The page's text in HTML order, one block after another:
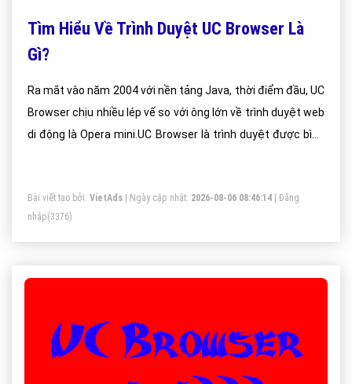
Tìm Hiểu Về Trình Duyệt UC Browser Là
Gì?
Ra mắt vào năm 2004 với nền tảng Java, thời điểm đầu, UC
Browser chịu nhiều lép vế so với ông lớn về trình duyệt web
di động là Opera mini.UC Browser là trình duyệt được bình
này?
Bài viết tạo bởi: VietAds | Ngày cập nhật: 2026-08-06 08:46:14
Đăng
nhập(3376)